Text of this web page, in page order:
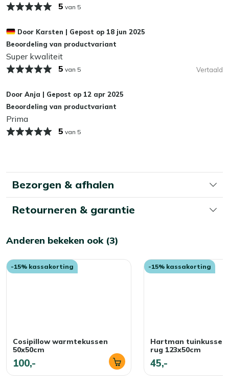
laten liggen?
Wij adviseren om je tuinkussens droog op te bergen als je
ze niet gebruikt. Zelfs de meest waterafstotende stoffen
kunnen op termijn last krijgen van vocht, wat slijtage en
je je kussens het beste binnen of in een waterdichte
opbergbox. Zo blijven ze langer mooi en fris!
5 van 5
Door Karsten | Gepost op 18 jun 2025
Beoordeling van productvariant
Super kwaliteit
5 van 5 Vertaald
Door Anja | Gepost op 12 apr 2025
Beoordeling van productvariant
Prima
5 van 5
Bezorgen & afhalen
Retourneren & garantie
Anderen bekeken ook (3)
-15% kassakorting
Cosipillow warmtekussen
50x50cm
100,-
-15% kassakorting
Hartman tuinkussen
rug 123x50cm
45,-